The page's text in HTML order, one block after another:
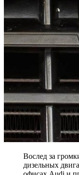
Вослед за
дизельных